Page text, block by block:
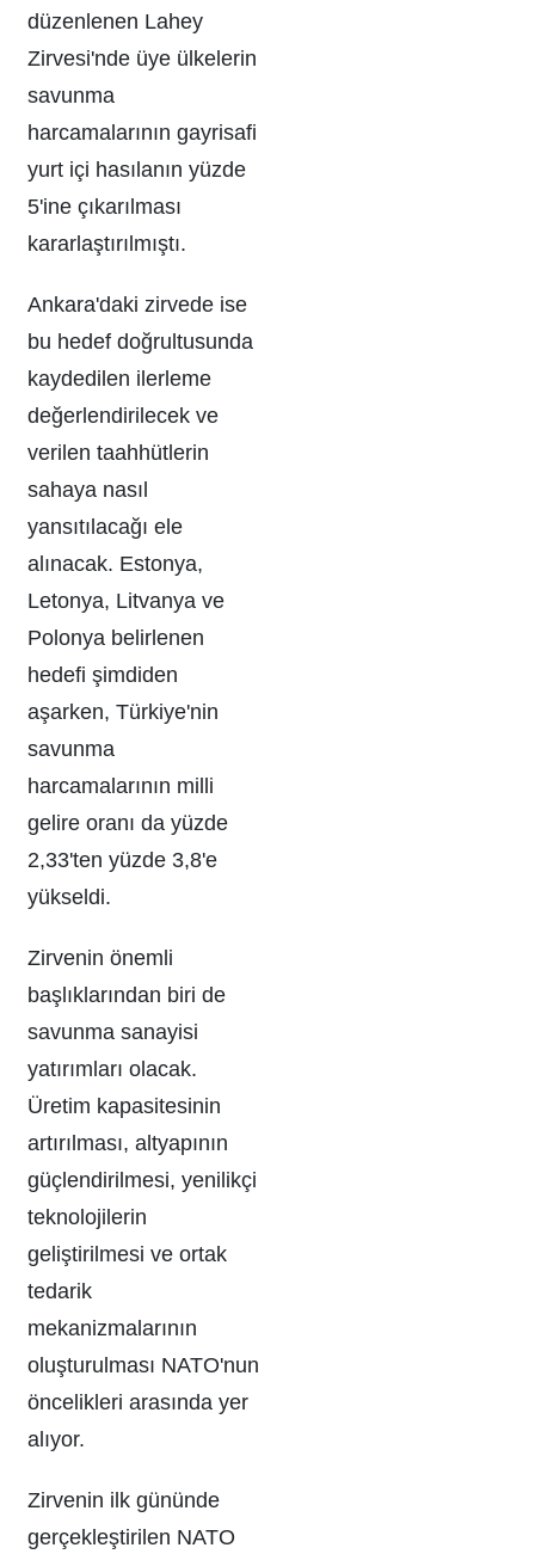
düzenlenen Lahey
Zirvesi'nde üye ülkelerin
savunma
harcamalarının gayrisafi
yurt içi hasılanın yüzde
5'ine çıkarılması
kararlaştırılmıştı.
Ankara'daki zirvede ise
bu hedef doğrultusunda
kaydedilen ilerleme
değerlendirilecek ve
verilen taahhütlerin
sahaya nasıl
yansıtılacağı ele
alınacak. Estonya,
Letonya, Litvanya ve
Polonya belirlenen
hedefi şimdiden
aşarken, Türkiye'nin
savunma
harcamalarının milli
gelire oranı da yüzde
2,33'ten yüzde 3,8'e
yükseldi.
Zirvenin önemli
başlıklarından biri de
savunma sanayisi
yatırımları olacak.
Üretim kapasitesinin
artırılması, altyapının
güçlendirilmesi, yenilikçi
teknolojilerin
geliştirilmesi ve ortak
tedarik
mekanizmalarının
oluşturulması NATO'nun
öncelikleri arasında yer
alıyor.
Zirvenin ilk gününde
gerçekleştirilen NATO